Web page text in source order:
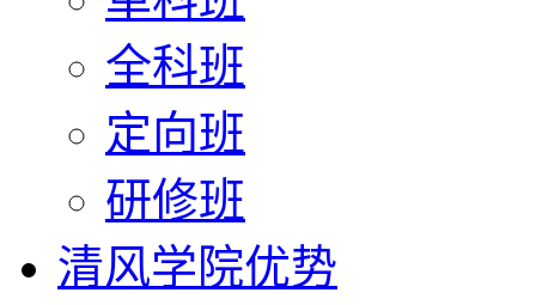
全科班
定向班
研修班
清风学院优势